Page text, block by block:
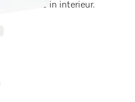
integratie in interieur.